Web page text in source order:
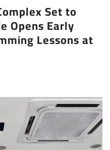
Set to
Opens Early
Lessons at